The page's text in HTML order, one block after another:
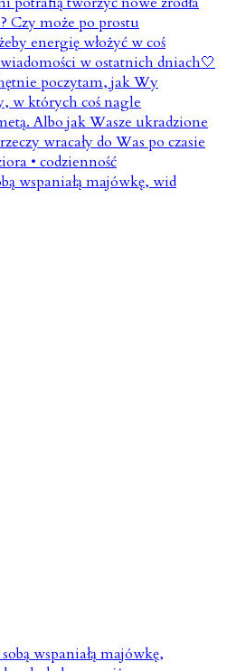
wspaniałą majówkę, wid